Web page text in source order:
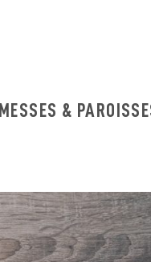
MESSES &